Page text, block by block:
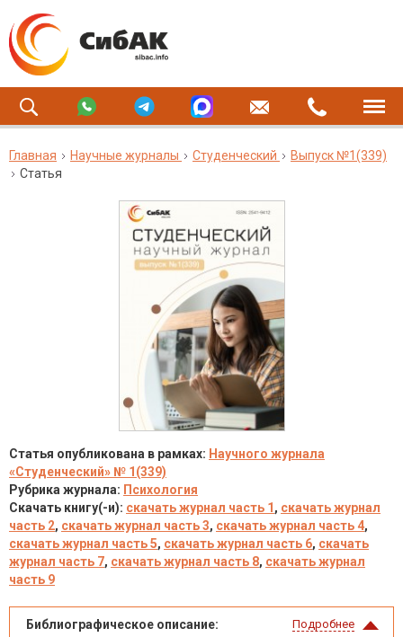
Главная Научные журналы Студенческий
Выпуск №1(339)
Статья
Статья опубликована в рамках: Научного журнала
«Студенческий» № 1(339)
Рубрика журнала: Психология
Скачать книгу(-и): скачать журнал часть 1 , скачать журнал
часть 2, скачать журнал часть 3, скачать журнал часть 4,
скачать журнал часть 5, скачать журнал часть 6, скачать
журнал часть 7, скачать журнал часть 8, скачать журнал
часть 9
Библиографическое описание: Подробнее